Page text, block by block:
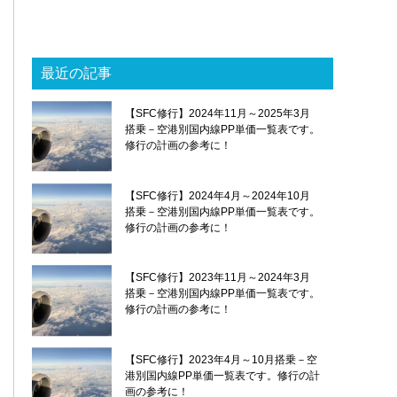
最近の記事
【SFC修行】2024年11月～2025年3月
搭乗－空港別国内線PP単価一覧表です。
修行の計画の参考に！
【SFC修行】2024年4月～2024年10月
搭乗－空港別国内線PP単価一覧表です。
修行の計画の参考に！
【SFC修行】2023年11月～2024年3月
搭乗－空港別国内線PP単価一覧表です。
修行の計画の参考に！
【SFC修行】2023年4月～10月搭乗－空
港別国内線PP単価一覧表です。修行の計
画の参考に！